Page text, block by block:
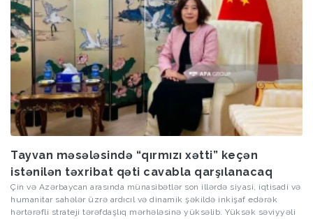
Tayvan məsələsində “qırmızı xətti” keçən
istənilən təxribat qəti cavabla qarşılanacaq
Çin və Azərbaycan arasında münasibətlər son illərdə siyasi, iqtisadi və
humanitar sahələr üzrə ardıcıl və dinamik şəkildə inkişaf edərək
hərtərəfli strateji tərəfdaşlıq mərhələsinə yüksəlib. Yüksək səviyyəli